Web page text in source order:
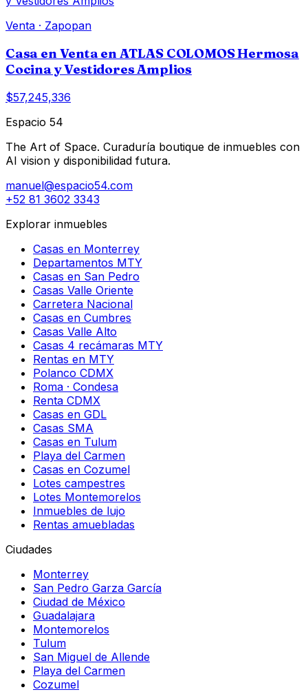
Venta · Zapopan
Casa en Venta en ATLAS COLOMOS Hermosa
Cocina y Vestidores Amplios
$57,245,336
Espacio 54
The Art of Space. Curaduría boutique de inmuebles con
AI vision y disponibilidad futura.
manuel@espacio54.com
+52 81 3602 3343
Explorar inmuebles
Casas en Monterrey
Departamentos MTY
Casas en San Pedro
Casas Valle Oriente
Carretera Nacional
Casas en Cumbres
Casas Valle Alto
Casas 4 recámaras MTY
Rentas en MTY
Polanco CDMX
Roma · Condesa
Renta CDMX
Casas en GDL
Casas SMA
Casas en Tulum
Playa del Carmen
Casas en Cozumel
Lotes campestres
Lotes Montemorelos
Inmuebles de lujo
Rentas amuebladas
Ciudades
Monterrey
San Pedro Garza García
Ciudad de México
Guadalajara
Montemorelos
Tulum
San Miguel de Allende
Playa del Carmen
Cozumel